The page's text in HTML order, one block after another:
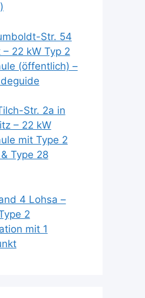
Str. 54
22 kW Typ 2
(öffentlich) –
Str. 2a in
– 22 kW
mit Type 2
Type 28
4 Lohsa –
2
mit 1